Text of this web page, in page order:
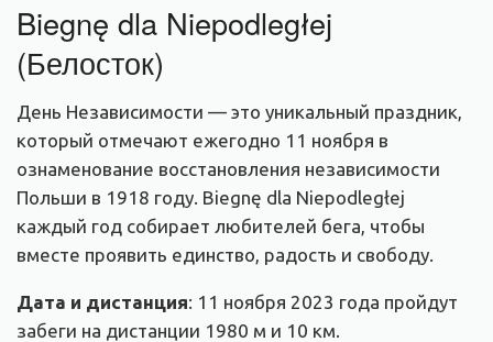
Biegnę dla Niepodległej
(Белосток)
День Независимости — это уникальный праздник,
который отмечают ежегодно 11 ноября в
ознаменование восстановления независимости
Польши в 1918 году. Biegnę dla Niepodległej
каждый год собирает любителей бега, чтобы
вместе проявить единство, радость и свободу.
Дата и дистанция: 11 ноября 2023 года пройдут
забеги на дистанции 1980 м и 10 км.